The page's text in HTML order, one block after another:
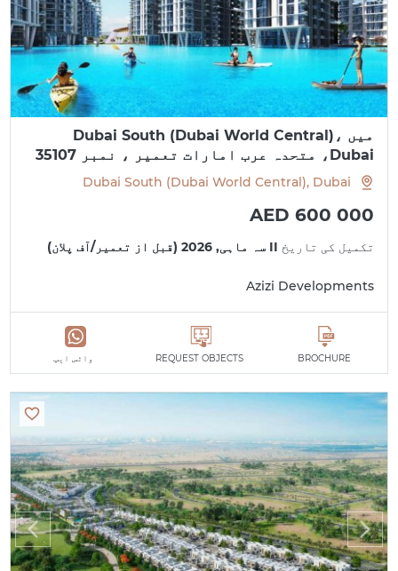
میں Dubai South (Dubai World Central)،
Dubai، متحدہ عرب امارات تعمیر ، نمبر 35107
Dubai South (Dubai World Central), Dubai
AED 600 000
تکمیل کی تاریخ II سہ ماہی, 2026 (قبل از تعمیر/آف پلان)
Azizi Developments
BROCHURE
REQUEST OBJECTS واٹس ایپ